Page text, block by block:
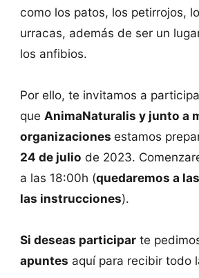
como los patos, los petirrojos,
urracas, además de ser un
los anfibios.
Por ello, te invitamos a
que AnimaNaturalis y junto a
organizaciones estamos
24 de julio de 2023.
a las 18:00h (quedaremos a
las instrucciones).
Si deseas participarte
apuntes aquí para recibir todo